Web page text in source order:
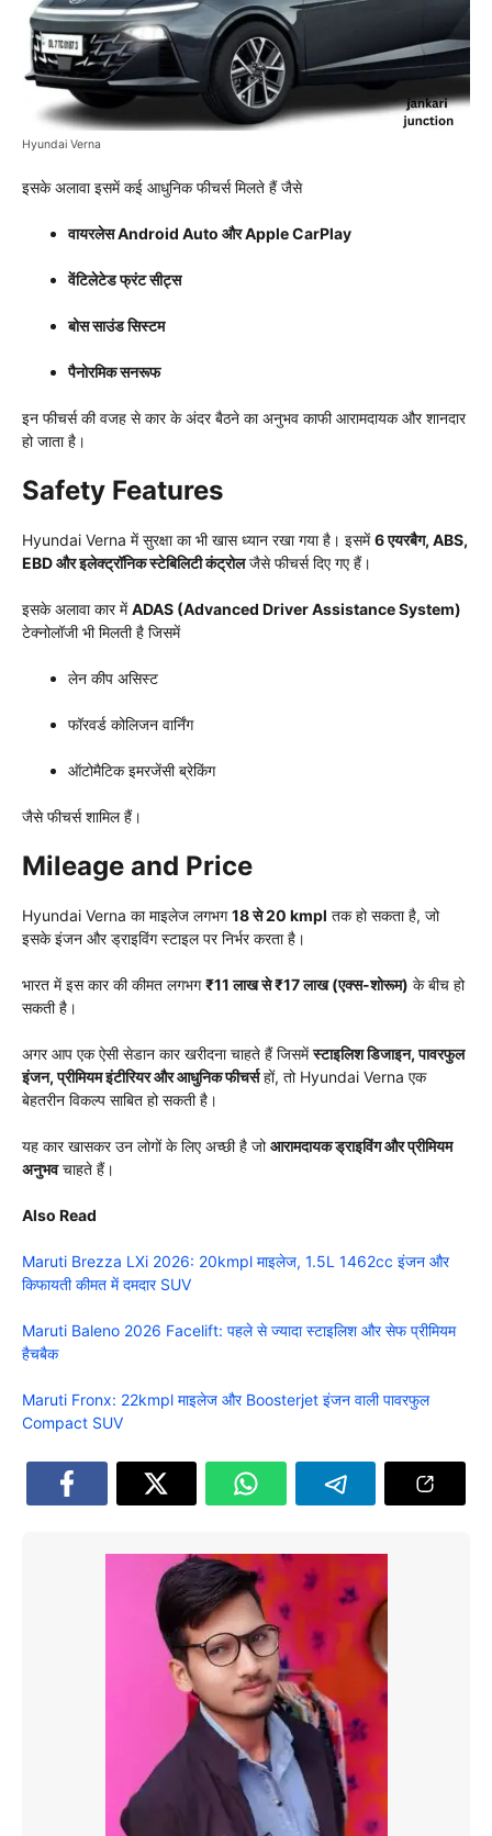
Hyundai Verna
इसके अलावा इसमें कई आधुनिक फीचर्स मिलते हैं जैसे
वायरलेस Android Auto और Apple CarPlay
वेंटिलेटेड फ्रंट सीट्स
बोस साउंड सिस्टम
पैनोरमिक सनरूफ
इन फीचर्स की वजह से कार के अंदर बैठने का अनुभव काफी आरामदायक और शानदार
हो जाता है।
Safety Features
Hyundai Verna में सुरक्षा का भी खास ध्यान रखा गया है। इसमें6 एयरबैग, ABS,
EBD और इलेक्ट्रॉनिक स्टेबिलिटी कंट्रोलजैसे फीचर्स दिए गए हैं।
इसके अलावा कार मेंADAS (Advanced Driver Assistance System)
टेक्नोलॉजी भी मिलती है जिसमें
लेन कीप असिस्ट
फॉरवर्ड कोलिजन वार्निंग
ऑटोमैटिक इमरजेंसी ब्रेकिंग
जैसे फीचर्स शामिल हैं।
Mileage and Price
Hyundai Verna का माइलेज लगभग18 से 20 kmpl तक हो सकता है, जो
इसके इंजन और ड्राइविंग स्टाइल पर निर्भर करता है।
भारत में इस कार की कीमत लगभग₹11 लाख से ₹17 लाख (एक्स-शोरूम) के बीच हो
सकती है।
अगर आप एक ऐसी सेडान कार खरीदना चाहते हैं जिसमेंस्टाइलिश डिजाइन, पावरफुल
इंजन, प्रीमियम इंटीरियर और आधुनिक फीचर्सहों, तो Hyundai Verna एक
बेहतरीन विकल्प साबित हो सकती है।
यह कार खासकर उन लोगों के लिए अच्छी है जोआरामदायक ड्राइविंग और प्रीमियम
अनुभवचाहते हैं।
Also Read
Maruti Brezza LXi 2026: 20kmpl माइलेज, 1.5L 1462cc इंजन और
किफायती कीमत में दमदार SUV
Maruti Baleno 2026 Facelift: पहले से ज्यादा स्टाइलिश और सेफ प्रीमियम
हैचबैक
Maruti Fronx: 22kmpl माइलेज और Boosterjet इंजन वाली पावरफुल
Compact SUV